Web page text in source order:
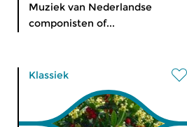
Muziek van Nederlandse
componisten of...
Klassiek